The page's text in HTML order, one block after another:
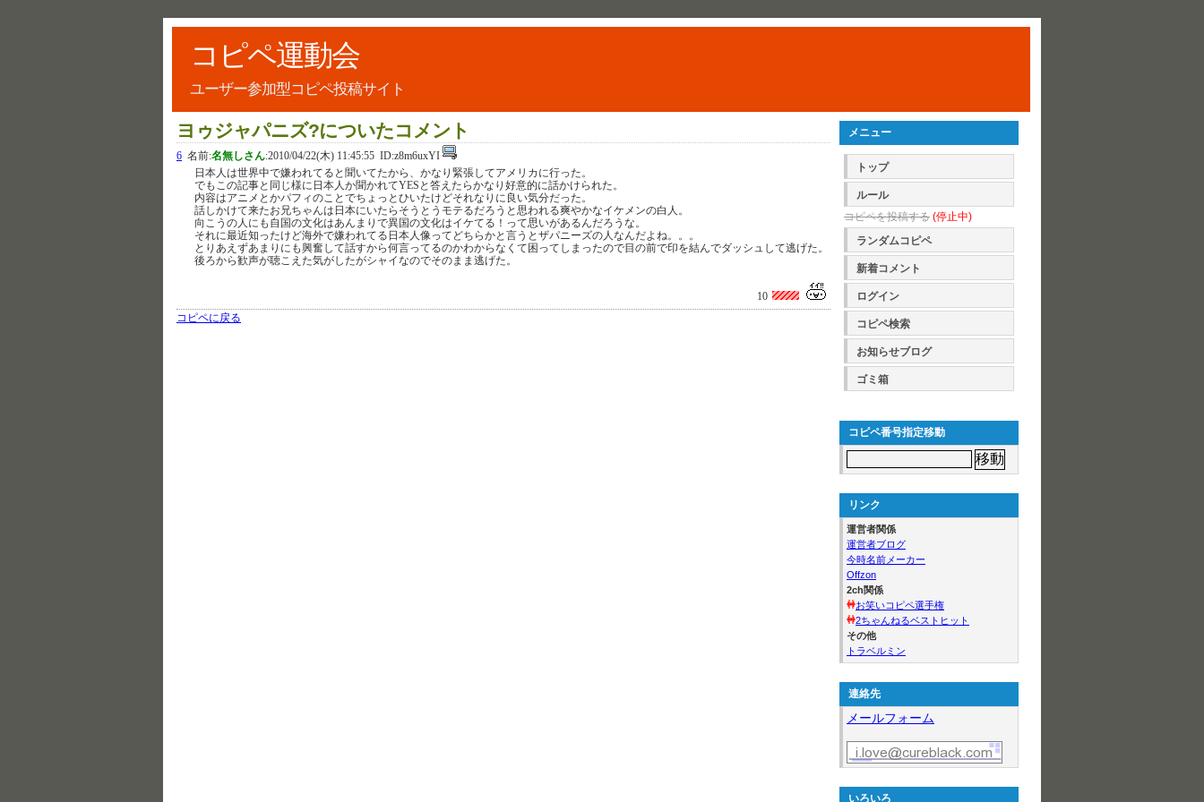
コピペ運動会
ユーザー参加型コピペ投稿サイト
ヨゥジャパニズ?についたコメント
6 名前:名無しさん:2010/04/22(木) 11:45:55 ID:z8m6uxYI
日本人は世界中で嫌われてると聞いてたから、かなり緊張してアメリカに行った。
でもこの記事と同じ様に日本人か聞かれてYESと答えたらかなり好意的に話かけられた。
内容はアニメとかパフィのことでちょっとひいたけどそれなりに良い気分だった。
話しかけて来たお兄ちゃんは日本にいたらそうとうモテるだろうと思われる爽やかなイケメンの白人。
向こうの人にも自国の文化はあんまりで異国の文化はイケてる！って思いがあるんだろうな。
それに最近知ったけど海外で嫌われてる日本人像ってどちらかと言うとザパニーズの人なんだよね。。。
とりあえずあまりにも興奮して話すから何言ってるのかわからなくて困ってしまったので目の前で印を結んでダッシュして逃げた。
後ろから歓声が聴こえた気がしたがシャイなのでそのまま逃げた。
10
コピペに戻る
メニュー
トップ
ルール
コピペを投稿する (停止中)
ランダムコピペ
新着コメント
ログイン
コピペ検索
お知らせブログ
ゴミ箱
コピペ番号指定移動
リンク
運営者関係
運営者ブログ
今時名前メーカー
Offzon
2ch関係
お笑いコピペ選手権
2ちゃんねるベストヒット
その他
トラベルミン
連絡先
メールフォーム
いろいろ